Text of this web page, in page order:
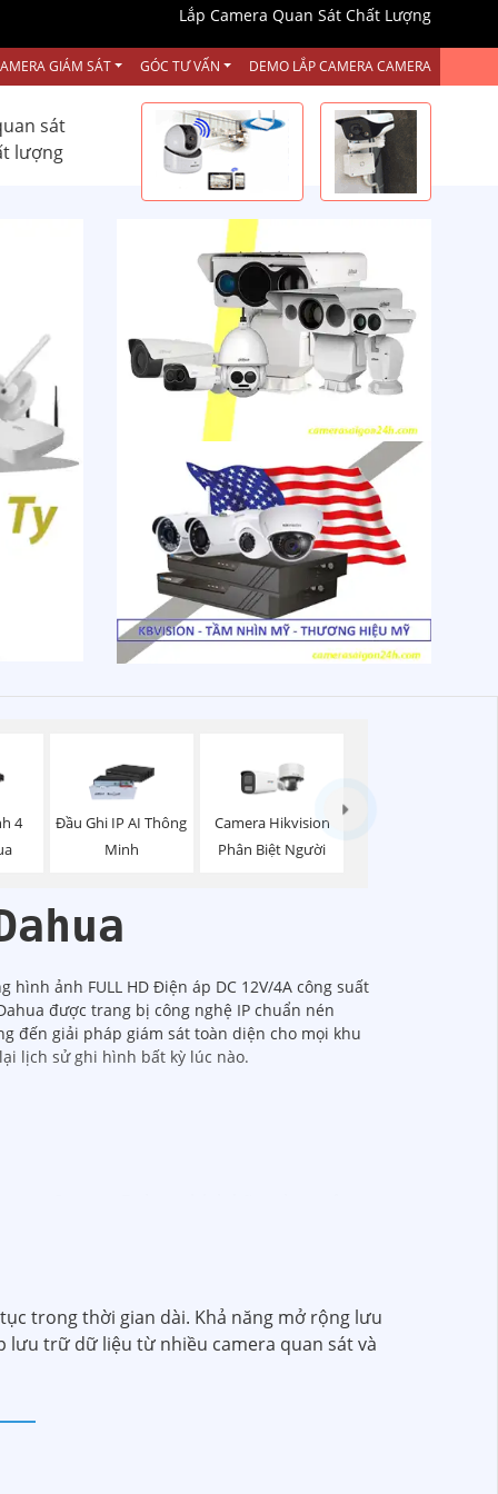
Lắp Camera Quan Sát Chất Lượng
GIÁM SÁT GÓC TƯ VẤN DEMO LẮP CAMERA CAMERA
sát
lượng
4
Đầu Ghi IP AI Thông
Minh
Camera Hikvision
Phân Biệt Người
ảnh FULL HD Điện áp DC 12V/4A công suất
được trang bị công nghệ IP chuẩn nén
đến giải pháp giám sát toàn diện cho mọi khu
lịch sử ghi hình bất kỳ lúc nào.
Nếu bạn có thêm câu hỏi hoặc cần tư
trong thời gian dài. Khả năng mở rộng lưu
trữ dữ liệu từ nhiều camera quan sát và